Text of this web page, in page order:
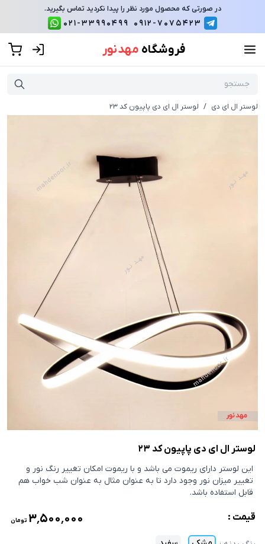
در صورتی که محصول مورد نظر را پیدا نکردید تماس بگیرید.
0912-7075423
021-33990499
فروشگاه مهد نور
لوستر ال ای دی / لوستر ال ای دی پاپیون کد 23
لوستر ال ای دی پاپیون کد 23
این لوستر دارای ریموت می باشد و با ریموت امکان تغییر رنگ نور و
تغییر میزان نور وجود دارد تا به عنوان مثال به عنوان شب خواب هم
قابل استفاده باشد.
قیمت : ۳٬۵۰۰٬۰۰۰ تومان